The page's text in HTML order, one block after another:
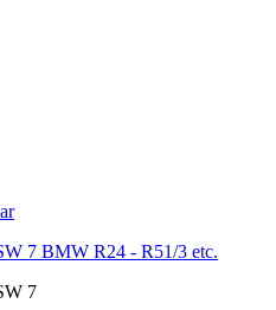
7 BMW R24 - R51/3 etc.
7